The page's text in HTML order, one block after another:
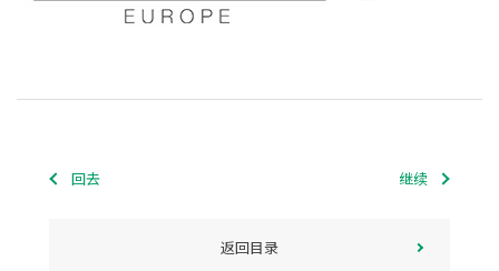
回去 继续
返回目录